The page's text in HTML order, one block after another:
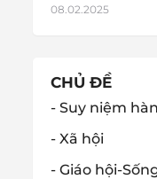
08.02.2025
CHỦ ĐỀ
- Suy niệm
- Xã hội
- Giáo hội-